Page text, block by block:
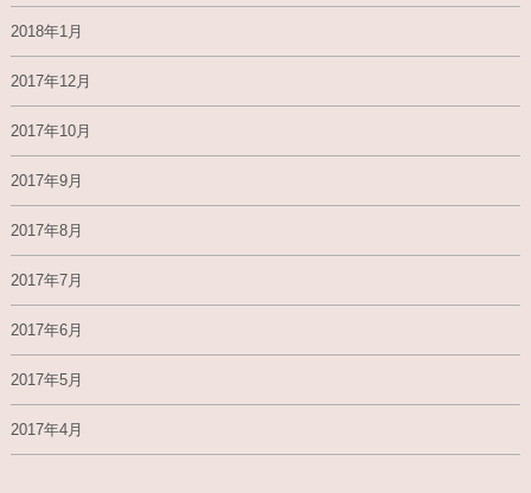
2018年1月
2017年12月
2017年10月
2017年9月
2017年8月
2017年7月
2017年6月
2017年5月
2017年4月